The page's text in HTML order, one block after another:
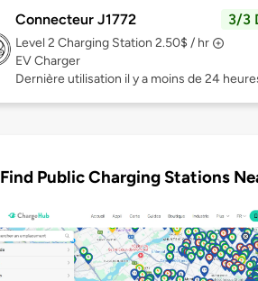
Connecteur J1772 3/3
Level 2 Charging Station 2.50$ / hr
EV Charger
Dernière utilisation il y a moins de 24
Find Public Charging Stations